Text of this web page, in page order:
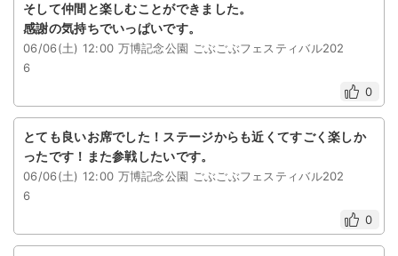
そして仲間と楽しむことができました。
感謝の気持ちでいっぱいです。
06/06(土) 12:00 万博記念公園 ごぶごぶフェスティバル202
6
0
とても良いお席でした！ステージからも近くてすごく楽しか
ったです！また参戦したいです。
06/06(土) 12:00 万博記念公園 ごぶごぶフェスティバル202
6
0